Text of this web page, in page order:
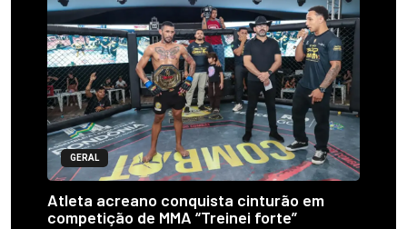
GERAL
Atleta acreano conquista cinturão em
competição de MMA “Treinei forte”